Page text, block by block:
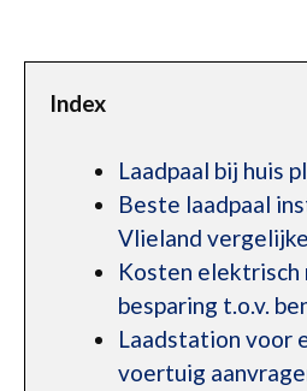
Index
Laadpaal bij huis
Beste laadpaal
Vlieland
Kosten elektrisch
besparing t.o.v.
Laadstation voor
voertuig